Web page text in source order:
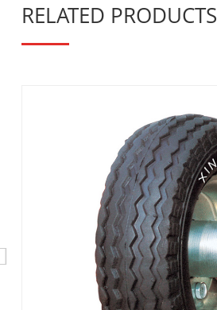
RELATED PRODUCTS